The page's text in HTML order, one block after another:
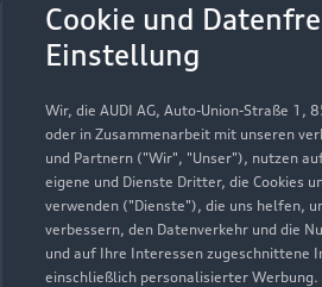
Cookie und
Einstellung
Wir, die AUDI AG, Auto-Union-Straße
oder in Zusammenarbeit mit unseren
und Partnern ("Wir", "Unser"), nutzen
eigene und Dienste Dritter, die Cookies
verwenden ("Dienste"), die uns helfen,
verbessern, den Datenverkehr und die
und auf Ihre Interessen zugeschnittene
einschließlich personalisierter Werbung.
Garantie &
Garantien sorgen dafür, dass
gelassener entgegenblicken
sich zu den Garantien für
Gebrauchtwagen.